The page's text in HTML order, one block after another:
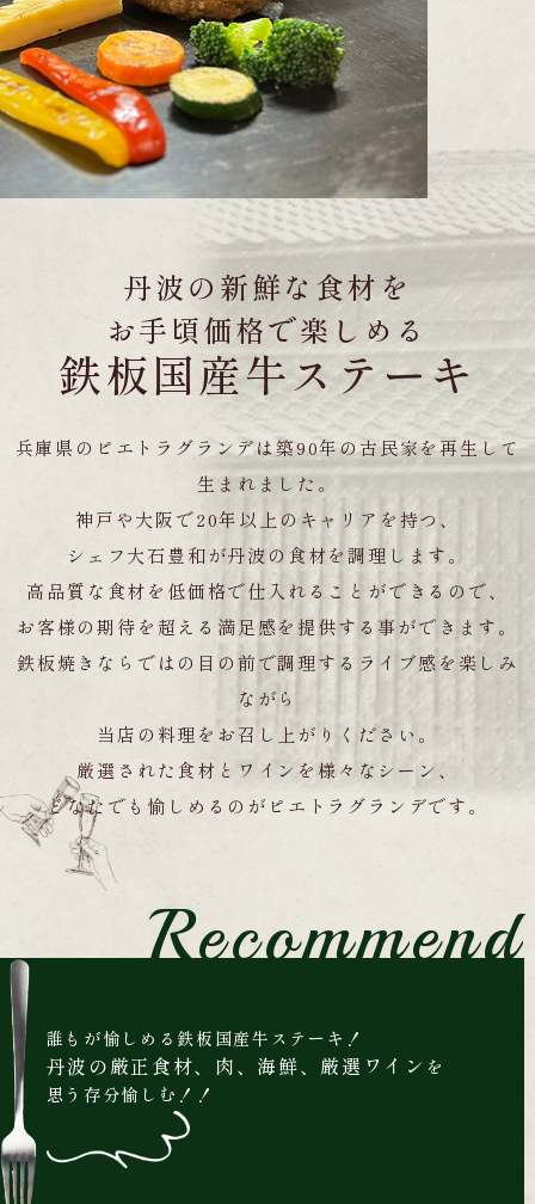
丹波の新鮮な食材を
お手頃価格で楽しめる
鉄板国産牛ステーキ
兵庫県のピエトラグランデは築90年の古民家を再生して
生まれました。
神戸や大阪で20年以上のキャリアを持つ、
シェフ大石豊和が丹波の食材を調理します。
高品質な食材を低価格で仕入れることができるので、
お客様の期待を超える満足感を提供する事ができます。
鉄板焼きならではの目の前で調理するライブ感を楽しみ
ながら
当店の料理をお召し上がりください。
厳選された食材とワインを様々なシーン、
どなたでも愉しめるのがピエトラグランデです。
Recommend
誰もが愉しめる鉄板国産牛ステーキ！
丹波の厳正食材、肉、海鮮、厳選ワイン を
思う存分愉しむ！！